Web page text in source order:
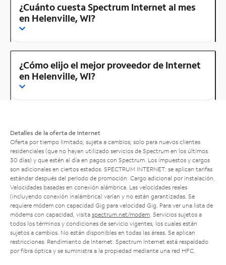
¿Cuánto cuesta Spectrum Internet al mes
en Helenville, WI?
¿Cómo elijo el mejor proveedor de Internet
en Helenville, WI?
Detalles de la oferta de Internet
Oferta por tiempo limitado; sujeta a cambios; solo para nuevos clientes
residenciales (que no hayan utilizado servicios de Spectrum en los últimos
30 días) y que estén al día en pagos con Spectrum. Los impuestos y cargos
son adicionales en ciertos estados. SPECTRUM INTERNET: se aplican tarifas
estándar después del período de promoción. Cargo adicional por instalación.
Velocidades basadas en conexión alámbrica. Las velocidades reales
(incluyendo conexión inalámbrica) varían y no están garantizadas. Se
requiere módem con capacidad Gig para velocidad Gig. Para ver una lista de
módems con capacidad, visita spectrum.net/modem . Servicios sujetos a
todos los términos y condiciones de servicio vigentes, los cuales están
sujetos a cambios. No están disponibles en todas las áreas. Se aplican
restricciones. Rendimiento de Internet: Spectrum Internet está respaldado
por fibra óptica y se suministra a la propiedad mediante una red HFC.